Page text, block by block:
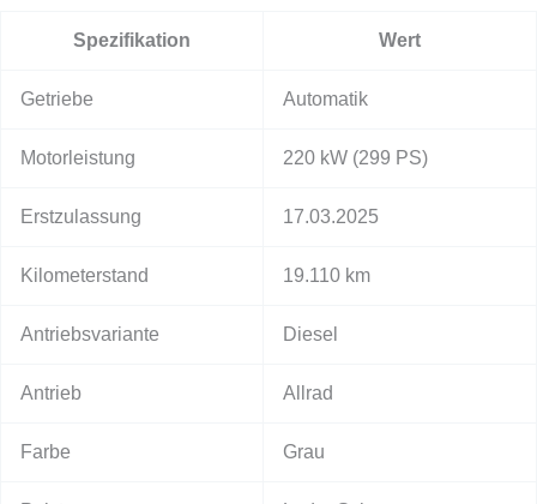
Spezifikation Wert
Getriebe Automatik
Motorleistung 220 kW (299 PS)
Erstzulassung 17.03.2025
Kilometerstand 19.110 km
Antriebsvariante Diesel
Antrieb Allrad
Farbe Grau